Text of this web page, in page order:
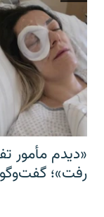
«دیدم مأمور
رفت»؛ گفت‌و‌گو